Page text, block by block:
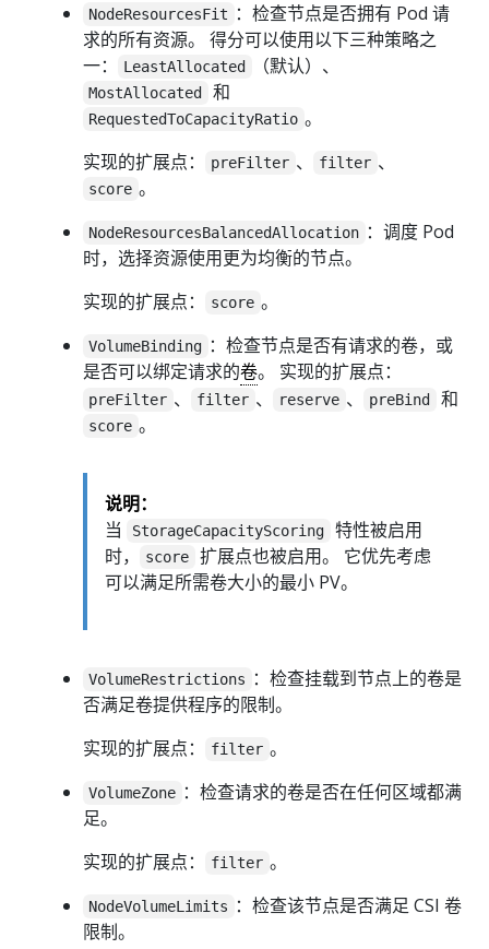
NodeResourcesFit
：检查节点是否拥有 Pod 请
求的所有资源。 得分可以使用以下三种策略之
一：
LeastAllocated （默认）、
MostAllocated 和
RequestedToCapacityRatio 。
实现的扩展点：
preFilter 、 filter 、
score 。
NodeResourcesBalancedAllocation ：调度 Pod
时，选择资源使用更为均衡的节点。
实现的扩展点：
score 。
VolumeBinding ：检查节点是否有请求的卷，或
是否可以绑定请求的卷。 实现的扩展点：
preFilter 、 filter 、 reserve 、 preBind 和
score 。
说明：
当
StorageCapacityScoring
特性被启用
时，
score
扩展点也被启用。 它优先考虑
可以满足所需卷大小的最小 PV。
VolumeRestrictions
：检查挂载到节点上的卷是
否满足卷提供程序的限制。
实现的扩展点：
filter 。
VolumeZone ：检查请求的卷是否在任何区域都满
足。
实现的扩展点：
filter 。
NodeVolumeLimits
：检查该节点是否满足 CSI 卷
限制。